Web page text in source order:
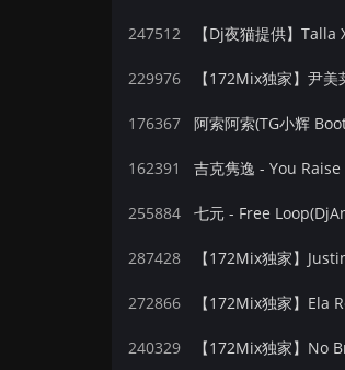
247512 【Dj夜猫提供】
229976 【172Mix独家】尹
176367 阿索阿索(TG小辉
162391 吉克隽逸 - You
255884 七元 - Free
287428
272866
240329 【172Mix独家】No